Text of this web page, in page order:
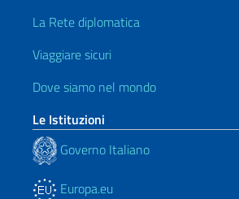
La Rete diplomatica
Viaggiare sicuri
Dove siamo nel mondo
Le Istituzioni
Governo Italiano
Europa.eu